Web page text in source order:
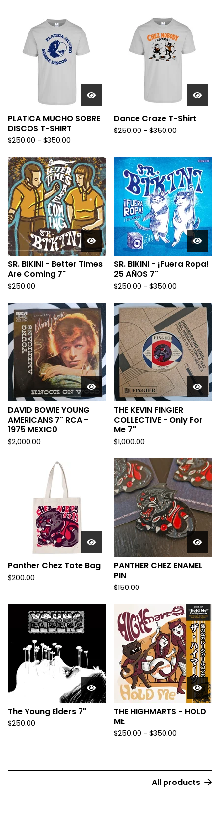
PLATICA MUCHO SOBRE
DISCOS T-SHIRT
$250.00 - $350.00
Dance Craze T-Shirt
$250.00 - $350.00
SR. BIKINI - Better Times
Are Coming 7"
$250.00
SR. BIKINI - ¡Fuera Ropa!
25 AÑOS 7"
$250.00 - $350.00
DAVID BOWIE YOUNG
AMERICANS 7" RCA -
1975 MEXIC0
$2,000.00
THE KEVIN FINGIER
COLLECTIVE - Only For
Me 7"
$1,000.00
Panther Chez Tote Bag
$200.00
PANTHER CHEZ ENAMEL
PIN
$150.00
The Young Elders 7"
$250.00
THE HIGHMARTS - HOLD
ME
$250.00 - $350.00
All products